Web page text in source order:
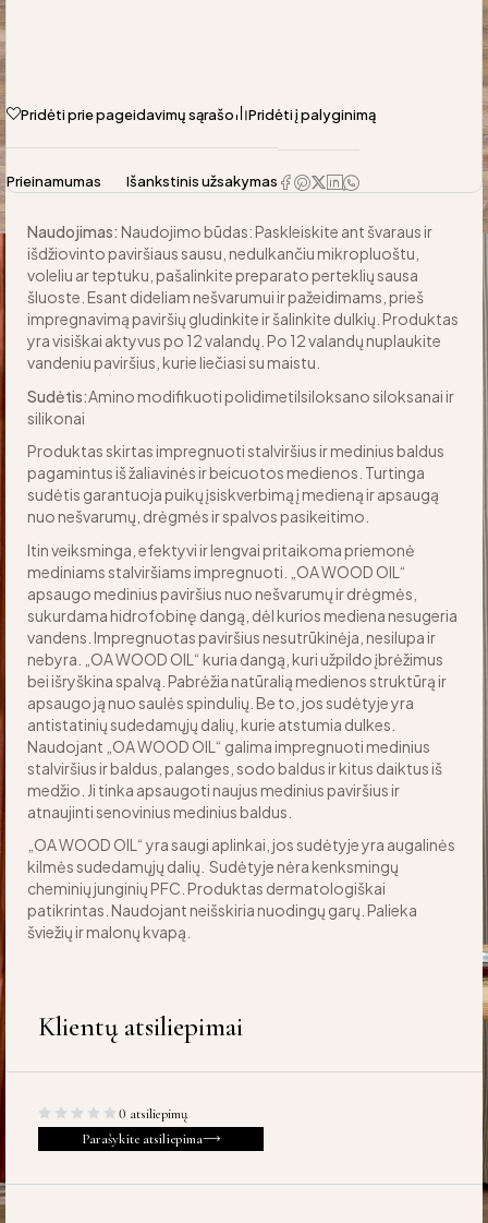
Pridėti prie pageidavimų sąrašo Pridėti į palyginimą
Prieinamumas Išankstinis užsakymas
Naudojimas: Naudojimo būdas: Paskleiskite ant švaraus ir
išdžiovinto paviršiaus sausu, nedulkančiu mikropluoštu,
voleliu ar teptuku, pašalinkite preparato perteklių sausa
šluoste. Esant dideliam nešvarumui ir pažeidimams, prieš
impregnavimą paviršių gludinkite ir šalinkite dulkių. Produktas
yra visiškai aktyvus po 12 valandų. Po 12 valandų nuplaukite
vandeniu paviršius, kurie liečiasi su maistu.
Sudėtis:Amino modifikuoti polidimetilsiloksano siloksanai ir
silikonai
Produktas skirtas impregnuoti stalviršius ir medinius baldus
pagamintus iš žaliavinės ir beicuotos medienos. Turtinga
sudėtis garantuoja puikų įsiskverbimą į medieną ir apsaugą
nuo nešvarumų, drėgmės ir spalvos pasikeitimo.
Itin veiksminga, efektyvi ir lengvai pritaikoma priemonė
mediniams stalviršiams impregnuoti. „OA WOOD OIL“
apsaugo medinius paviršius nuo nešvarumų ir drėgmės,
sukurdama hidrofobinę dangą, dėl kurios mediena nesugeria
vandens. Impregnuotas paviršius nesutrūkinėja, nesilupa ir
nebyra. „OA WOOD OIL“ kuria dangą, kuri užpildo įbrėžimus
bei išryškina spalvą. Pabrėžia natūralią medienos struktūrą ir
apsaugo ją nuo saulės spindulių. Be to, jos sudėtyje yra
antistatinių sudedamųjų dalių, kurie atstumia dulkes.
Naudojant „OA WOOD OIL“ galima impregnuoti medinius
stalviršius ir baldus, palanges, sodo baldus ir kitus daiktus iš
medžio. Ji tinka apsaugoti naujus medinius paviršius ir
atnaujinti senovinius medinius baldus.
„OA WOOD OIL“ yra saugi aplinkai, jos sudėtyje yra augalinės
kilmės sudedamųjų dalių. Sudėtyje nėra kenksmingų
cheminių junginių PFC. Produktas dermatologiškai
patikrintas. Naudojant neišskiria nuodingų garų. Palieka
šviežių ir malonų kvapą.
Klientų atsiliepimai
0 atsiliepimų
Parašykite atsiliepima